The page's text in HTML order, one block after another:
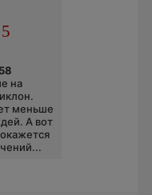
на
меньше
А вот